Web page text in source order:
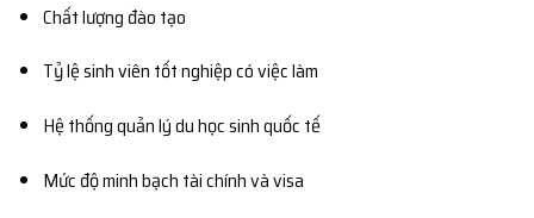
Chất lượng đào tạo
Tỷ lệ sinh viên tốt nghiệp có việc làm
Hệ thống quản lý du học sinh quốc tế
Mức độ minh bạch tài chính và visa